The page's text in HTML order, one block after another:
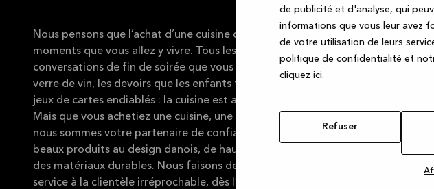
de publicité et d'analyse, qui
informations que vous leur avez
de votre utilisation de leurs
politique de confidentialité et
cliquez ici.
Refuser
Nous pensons que l’achat d’une cuisine doit être aussi plaisant que les
moments que vous allez y vivre. Tous les repas que vous y préparez, les
conversations de fin de soirée que vous avez avec des amis autour d’un
verre de vin, les devoirs que les enfants font sur le coin de la table, les
jeux de cartes endiablés : la cuisine est au cœur de la vie de famille.
Mais que vous achetiez une cuisine, une salle de bains ou un dressing,
nous sommes votre partenaire de confiance pour vous fournir de
beaux produits au design danois, de haute qualité et fabriqués avec
des matériaux durables. Nous faisons de notre mieux pour fournir un
service à la clientèle irréprochable, dès l’instant où vous entrez dans